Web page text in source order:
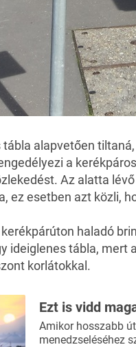
alapvetően
a
Az alatta
ez esetben azt közli,
haladó
ideiglenes tábla,
korlátokkal.
Ezt is vidd
Amikor hosszabb
menedzseléséhez